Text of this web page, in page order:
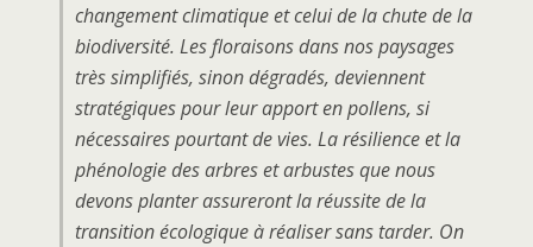
changement climatique et celui de la chute de la
biodiversité. Les floraisons dans nos paysages
très simplifiés, sinon dégradés, deviennent
stratégiques pour leur apport en pollens, si
nécessaires pourtant de vies. La résilience et la
phénologie des arbres et arbustes que nous
devons planter assureront la réussite de la
transition écologique à réaliser sans tarder. On